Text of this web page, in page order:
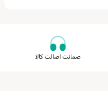
ضمانت اصالت کالا